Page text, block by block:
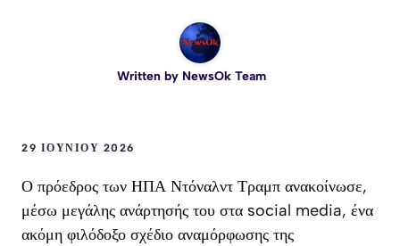
Written by NewsOk Team
29 ΙΟΥΝΊΟΥ 2026
Ο πρόεδρος των ΗΠΑ Ντόναλντ Τραμπ ανακοίνωσε,
μέσω μεγάλης ανάρτησής του στα social media, ένα
ακόμη φιλόδοξο σχέδιο αναμόρφωσης της